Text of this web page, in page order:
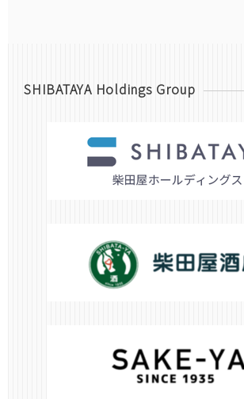
SHIBATAYA Holdings Group